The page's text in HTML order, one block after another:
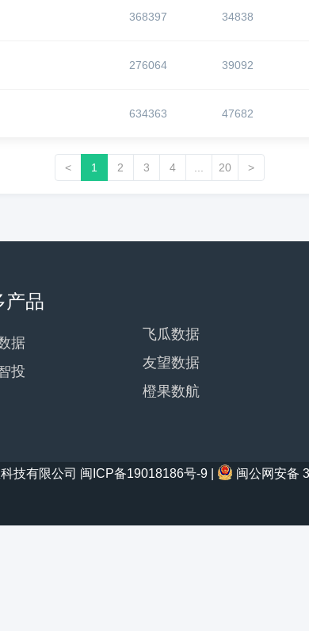
368397 34838
276064 39092
634363 47682
< 1 2 3 4 20 >
产品
据
投
飞瓜数据
友望数据
橙果数航
技有限公司 闽ICP备19018186号-9 闽公网安备